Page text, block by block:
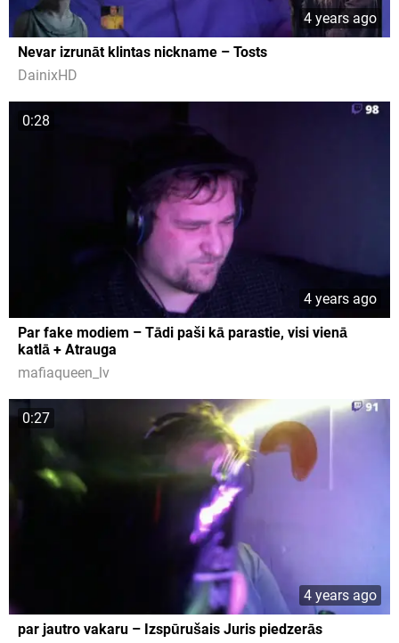
4 years ago
Nevar izrunāt klintas nickname – Tosts
DainixHD
0:28
4 years ago
Par fake modiem – Tādi paši kā parastie, visi vienā
katlā + Atrauga
mafiaqueen_lv
0:27
4 years ago
par jautro vakaru – Izspūrušais Juris piedzerās